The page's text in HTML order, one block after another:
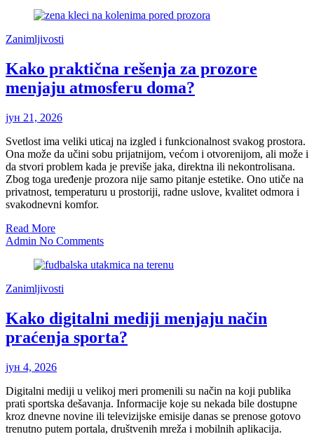
Zanimljivosti
Kako praktična rešenja za prozore
menjaju atmosferu doma?
јун 21, 2026
Svetlost ima veliki uticaj na izgled i funkcionalnost svakog prostora.
Ona može da učini sobu prijatnijom, većom i otvorenijom, ali može i
da stvori problem kada je previše jaka, direktna ili nekontrolisana.
Zbog toga uređenje prozora nije samo pitanje estetike. Ono utiče na
privatnost, temperaturu u prostoriji, radne uslove, kvalitet odmora i
svakodnevni komfor.
Read More
Admin No Comments
Zanimljivosti
Kako digitalni mediji menjaju način
praćenja sporta?
јун 4, 2026
Digitalni mediji u velikoj meri promenili su način na koji publika
prati sportska dešavanja. Informacije koje su nekada bile dostupne
kroz dnevne novine ili televizijske emisije danas se prenose gotovo
trenutno putem portala, društvenih mreža i mobilnih aplikacija.